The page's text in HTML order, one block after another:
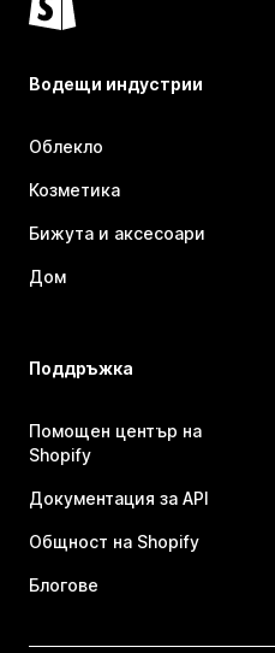
Водещи индустрии
Облекло
Козметика
Бижута и аксесоари
Дом
Поддръжка
Помощен център на
Shopify
Документация за API
Общност на Shopify
Блогове